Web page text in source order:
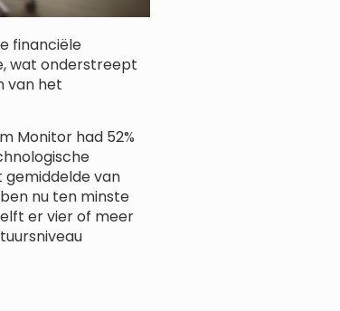
financiële
wat onderstreept
van het
Monitor had 52%
gemiddelde van
nu ten minste
er vier of meer